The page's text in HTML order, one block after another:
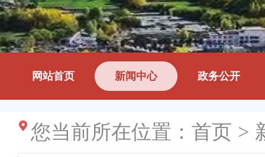
网站首页 新闻中心 政务公开
您当前所在位置： 首页 >